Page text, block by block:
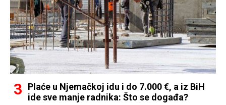
Plaće u Njemačkoj idu i do 7.000 €, a iz BiH
ide sve manje radnika: Što se događa?